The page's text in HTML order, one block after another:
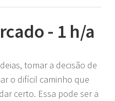
- 1 h/a
tomar a decisão de
o difícil caminho que
certo. Essa pode ser a